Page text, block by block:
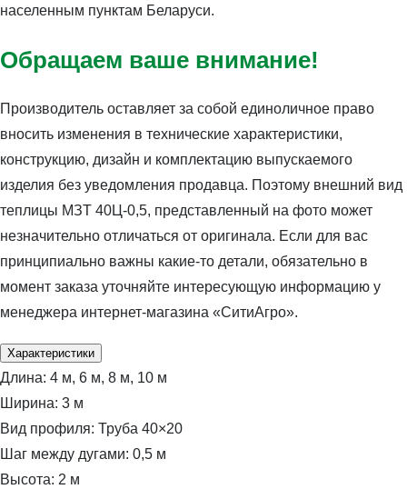
населенным пунктам Беларуси.
Обращаем ваше внимание!
Производитель оставляет за собой единоличное право
вносить изменения в технические характеристики,
конструкцию, дизайн и комплектацию выпускаемого
изделия без уведомления продавца. Поэтому внешний вид
теплицы МЗТ 40Ц-0,5, представленный на фото может
незначительно отличаться от оригинала. Если для вас
принципиально важны какие-то детали, обязательно в
момент заказа уточняйте интересующую информацию у
менеджера интернет-магазина «СитиАгро».
Характеристики
Длина: 4 м, 6 м, 8 м, 10 м
Ширина: 3 м
Вид профиля: Труба 40×20
Шаг между дугами: 0,5 м
Высота: 2 м